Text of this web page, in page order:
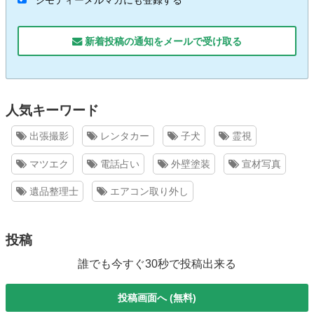
新着投稿の通知をメールで受け取る
人気キーワード
出張撮影 レンタカー 子犬 霊視
マツエク 電話占い 外壁塗装 宣材写真
遺品整理士 エアコン取り外し
投稿
誰でも今すぐ30秒で投稿出来る
投稿画面へ (無料)